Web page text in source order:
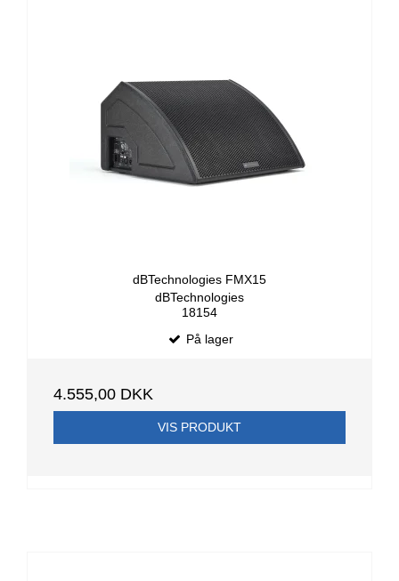
dBTechnologies FMX15
dBTechnologies
18154
På lager
4.555,00 DKK
VIS PRODUKT